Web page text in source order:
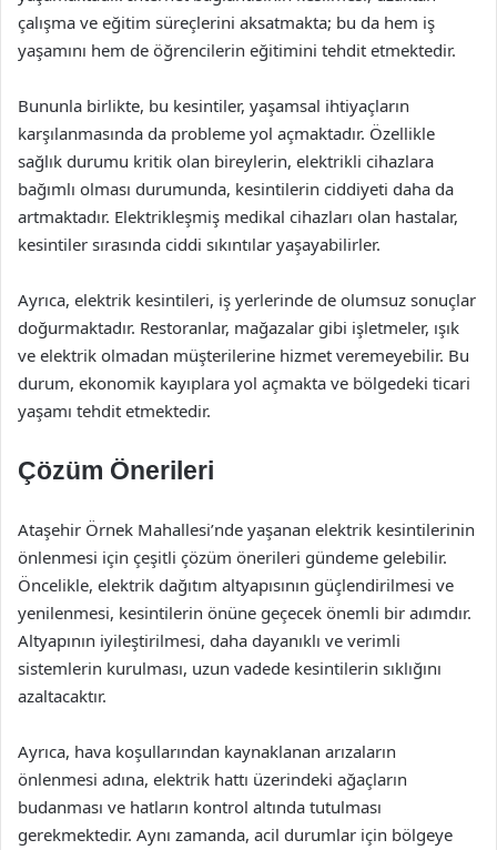
çalışma ve eğitim süreçlerini aksatmakta; bu da hem iş
yaşamını hem de öğrencilerin eğitimini tehdit etmektedir.
Bununla birlikte, bu kesintiler, yaşamsal ihtiyaçların
karşılanmasında da probleme yol açmaktadır. Özellikle
sağlık durumu kritik olan bireylerin, elektrikli cihazlara
bağımlı olması durumunda, kesintilerin ciddiyeti daha da
artmaktadır. Elektrikleşmiş medikal cihazları olan hastalar,
kesintiler sırasında ciddi sıkıntılar yaşayabilirler.
Ayrıca, elektrik kesintileri, iş yerlerinde de olumsuz sonuçlar
doğurmaktadır. Restoranlar, mağazalar gibi işletmeler, ışık
ve elektrik olmadan müşterilerine hizmet veremeyebilir. Bu
durum, ekonomik kayıplara yol açmakta ve bölgedeki ticari
yaşamı tehdit etmektedir.
Çözüm Önerileri
Ataşehir Örnek Mahallesi’nde yaşanan elektrik kesintilerinin
önlenmesi için çeşitli çözüm önerileri gündeme gelebilir.
Öncelikle, elektrik dağıtım altyapısının güçlendirilmesi ve
yenilenmesi, kesintilerin önüne geçecek önemli bir adımdır.
Altyapının iyileştirilmesi, daha dayanıklı ve verimli
sistemlerin kurulması, uzun vadede kesintilerin sıklığını
azaltacaktır.
Ayrıca, hava koşullarından kaynaklanan arızaların
önlenmesi adına, elektrik hattı üzerindeki ağaçların
budanması ve hatların kontrol altında tutulması
gerekmektedir. Aynı zamanda, acil durumlar için bölgeye